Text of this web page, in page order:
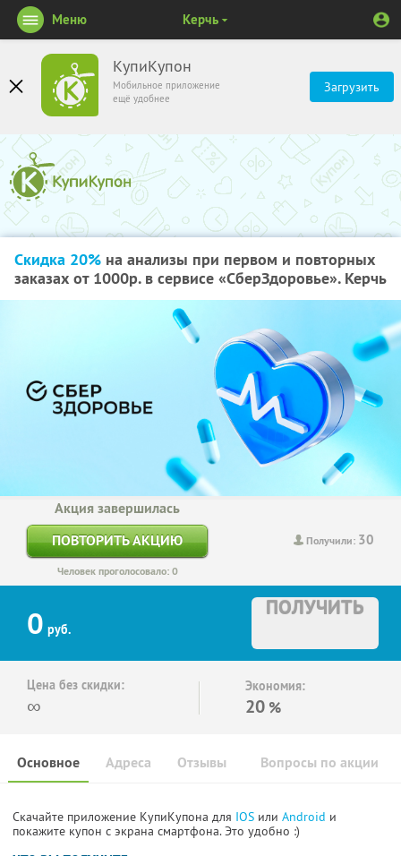
КупиКупон
Мобильное приложение
ещё удобнее
Загрузить
Меню Керчь
Скидка 20% на анализы при первом и повторных
заказах от 1000р. в сервисе «СберЗдоровье». Керчь
Получили: 30
Акция завершилась
ПОВТОРИТЬ АКЦИЮ
Человек проголосовало: 0
0 руб.
ПОЛУЧИТЬ
Цена без скидки:
∞
Экономия:
20 %
Основное Отзывы Вопросы по акции
Адреса
Скачайте приложение КупиКупона для IOS или Android и
покажите купон с экрана смартфона. Это удобно :)